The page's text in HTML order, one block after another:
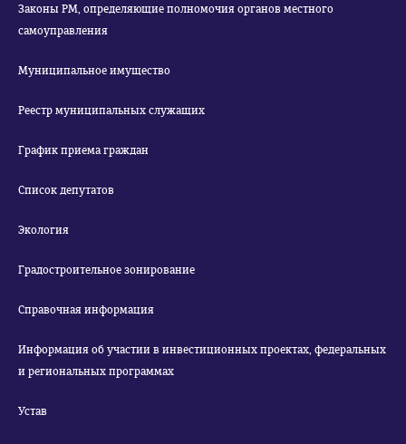
Законы РМ, определяющие полномочия органов местного
самоуправления
Муниципальное имущество
Реестр муниципальных служащих
График приема граждан
Список депутатов
Экология
Градостроительное зонирование
Справочная информация
Информация об участии в инвестиционных проектах, федеральных
и региональных программах
Устав